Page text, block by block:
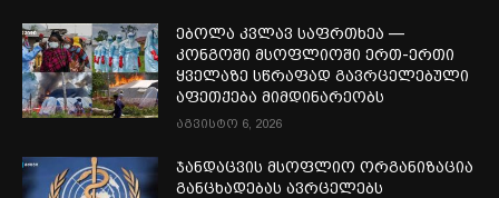
ებოლა კვლავ საფრთხეა —
კონგოში მსოფლიოში ერთ-ერთი
ყველაზე სწრაფად გავრცელებული
აფეთქება მიმდინარეობს
აგვისტო 6, 2026
ჯანდაცვის მსოფლიო ორგანიზაცია
განცხადებას ავრცელებს